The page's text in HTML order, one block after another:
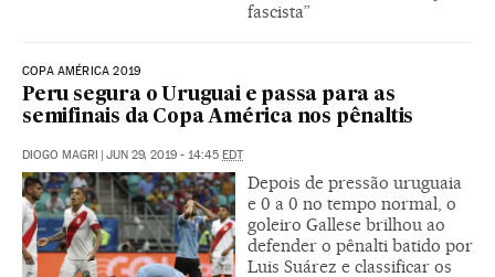
fascista”
COPA AMÉRICA 2019
Peru segura o Uruguai e passa para as
semifinais da Copa América nos pênaltis
DIOGO MAGRI JUN 29, 2019 - 14:45 EDT
Depois de pressão uruguaia
e 0 a 0 no tempo normal, o
goleiro Gallese brilhou ao
defender o pênalti batido por
Luis Suárez e classificar os